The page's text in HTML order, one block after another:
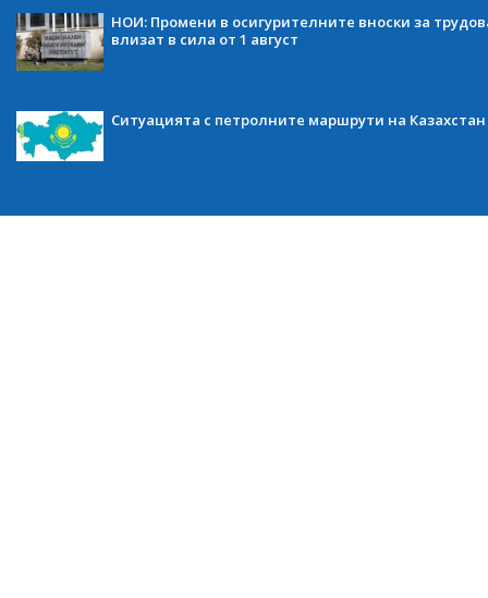
НОИ: Промени в осигурителните вноски за
влизат в сила от 1 август
Ситуацията с петролните маршрути на Казахстан